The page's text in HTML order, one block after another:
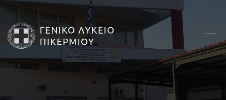
Παράκαμψη
κυρίως
περιεχόμενο
Κεντρική
πλοήγηση